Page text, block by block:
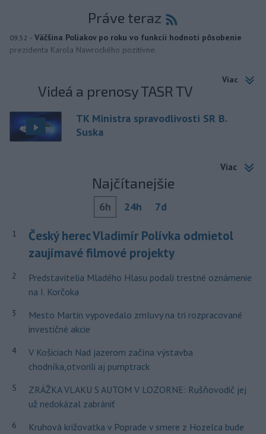
Práve teraz
09:52 - Väčšina Poliakov po roku vo funkcii hodnotí pôsobenie
prezidenta Karola Nawrockého pozitívne.
Viac
Videá a prenosy TASR TV
TK Ministra spravodlivosti SR B.
Suska
Viac
Najčítanejšie
6h 24h 7d
1
Český herec Vladimír Polívka odmietol
zaujímavé filmové projekty
2
Predstavitelia Mladého Hlasu podali trestné oznámenie
na I. Korčoka
3
Mesto Martin vypovedalo zmluvy na tri rozpracované
investičné akcie
4
V Košiciach Nad jazerom začína výstavba
chodníka,otvorili aj pumptrack
5
ZRÁŽKA VLAKU S AUTOM V LOZORNE: Rušňovodič jej
už nedokázal zabrániť
6
Kruhová križovatka v Poprade v smere z Hozelca bude